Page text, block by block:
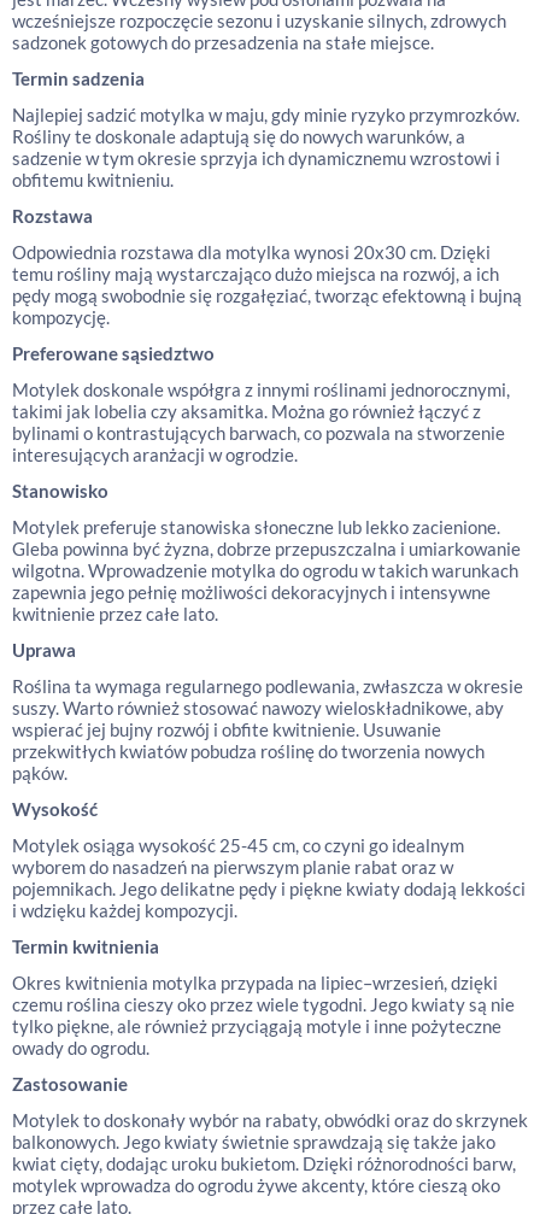
wcześniejsze rozpoczęcie sezonu i uzyskanie silnych, zdrowych
sadzonek gotowych do przesadzenia na stałe miejsce.
Termin sadzenia
Najlepiej sadzić motylka w maju, gdy minie ryzyko przymrozków.
Rośliny te doskonale adaptują się do nowych warunków, a
sadzenie w tym okresie sprzyja ich dynamicznemu wzrostowi i
obfitemu kwitnieniu.
Rozstawa
Odpowiednia rozstawa dla motylka wynosi 20x30 cm. Dzięki
temu rośliny mają wystarczająco dużo miejsca na rozwój, a ich
pędy mogą swobodnie się rozgałęziać, tworząc efektowną i bujną
kompozycję.
Preferowane sąsiedztwo
Motylek doskonale współgra z innymi roślinami jednorocznymi,
takimi jak lobelia czy aksamitka. Można go również łączyć z
bylinami o kontrastujących barwach, co pozwala na stworzenie
interesujących aranżacji w ogrodzie.
Stanowisko
Motylek preferuje stanowiska słoneczne lub lekko zacienione.
Gleba powinna być żyzna, dobrze przepuszczalna i umiarkowanie
wilgotna. Wprowadzenie motylka do ogrodu w takich warunkach
zapewnia jego pełnię możliwości dekoracyjnych i intensywne
kwitnienie przez całe lato.
Uprawa
Roślina ta wymaga regularnego podlewania, zwłaszcza w okresie
suszy. Warto również stosować nawozy wieloskładnikowe, aby
wspierać jej bujny rozwój i obfite kwitnienie. Usuwanie
przekwitłych kwiatów pobudza roślinę do tworzenia nowych
pąków.
Wysokość
Motylek osiąga wysokość 25-45 cm, co czyni go idealnym
wyborem do nasadzeń na pierwszym planie rabat oraz w
pojemnikach. Jego delikatne pędy i piękne kwiaty dodają lekkości
i wdzięku każdej kompozycji.
Termin kwitnienia
Okres kwitnienia motylka przypada na lipiec–wrzesień, dzięki
czemu roślina cieszy oko przez wiele tygodni. Jego kwiaty są nie
tylko piękne, ale również przyciągają motyle i inne pożyteczne
owady do ogrodu.
Zastosowanie
Motylek to doskonały wybór na rabaty, obwódki oraz do skrzynek
balkonowych. Jego kwiaty świetnie sprawdzają się także jako
kwiat cięty, dodając uroku bukietom. Dzięki różnorodności barw,
motylek wprowadza do ogrodu żywe akcenty, które cieszą oko
przez całe lato.